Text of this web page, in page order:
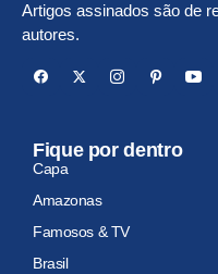
Artigos assinados são de
autores.
Fique por dentro
Capa
Amazonas
Famosos & TV
Brasil